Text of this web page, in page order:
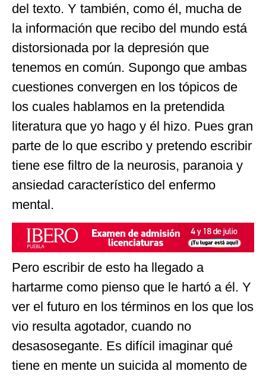
del texto. Y también, como él, mucha de
la información que recibo del mundo está
distorsionada por la depresión que
tenemos en común. Supongo que ambas
cuestiones convergen en los tópicos de
los cuales hablamos en la pretendida
literatura que yo hago y él hizo. Pues gran
parte de lo que escribo y pretendo escribir
tiene ese filtro de la neurosis, paranoia y
ansiedad característico del enfermo
mental.
Pero escribir de esto ha llegado a
hartarme como pienso que le hartó a él. Y
ver el futuro en los términos en los que los
vio resulta agotador, cuando no
desasosegante. Es difícil imaginar qué
tiene en mente un suicida al momento de